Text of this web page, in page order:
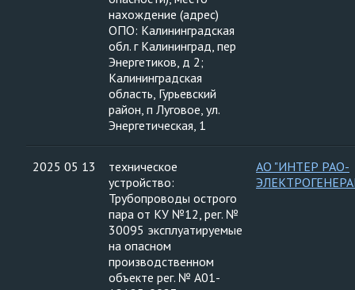
нахождение (адрес)
ОПО: Калининградская
обл. г Калининград, пер
Энергетиков, д 2;
Калининградская
область, Гурьевский
район, п Луговое, ул.
Энергетическая, 1
2025 05 13
техническое
устройство:
Трубопроводы острого
пара от КУ №12, рег. №
30095 эксплуатируемые
на опасном
производственном
объекте рег. № А01-
АО "ИНТЕР РАО-